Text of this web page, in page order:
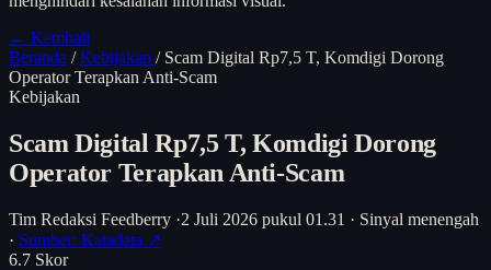
← Kembali
Beranda / Kebijakan / Scam Digital Rp7,5 T, Komdigi Dorong
Operator Terapkan Anti-Scam
Kebijakan
Scam Digital Rp7,5 T, Komdigi Dorong
Operator Terapkan Anti-Scam
Tim Redaksi Feedberry ·2 Juli 2026 pukul 01.31 · Sinyal menengah
· Sumber: Katadata ↗
6.7 Skor